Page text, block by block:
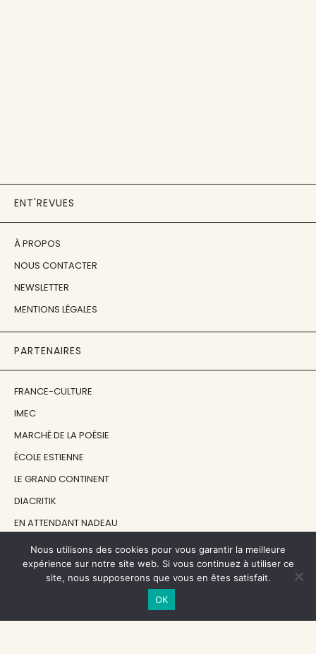
ENT'REVUES
À PROPOS
NOUS CONTACTER
NEWSLETTER
MENTIONS LÉGALES
PARTENAIRES
FRANCE-CULTURE
IMEC
MARCHÉ DE LA POÉSIE
ÉCOLE ESTIENNE
LE GRAND CONTINENT
DIACRITIK
EN ATTENDANT NADEAU
NOS SOUTIENS
Nous utilisons des cookies pour vous garantir la meilleure
expérience sur notre site web. Si vous continuez à utiliser ce
site, nous supposerons que vous en êtes satisfait.
OK